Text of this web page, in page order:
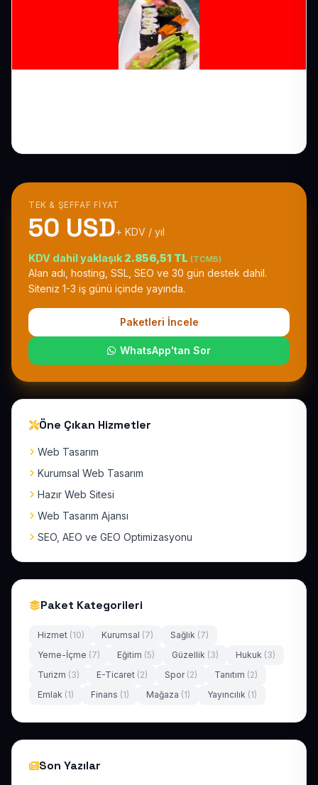
TEK & ŞEFFAF FIYAT
50 USD+ KDV / yıl
KDV dahil yaklaşık 2.856,51 TL (TCMB)
Alan adı, hosting, SSL, SEO ve 30 gün destek dahil.
Siteniz 1-3 iş günü içinde yayında.
Paketleri İncele
WhatsApp'tan Sor
Öne Çıkan Hizmetler
Web Tasarım
Kurumsal Web Tasarım
Hazır Web Sitesi
Web Tasarım Ajansı
SEO, AEO ve GEO Optimizasyonu
Paket Kategorileri
Hizmet (10) Kurumsal (7) Sağlık (7)
Yeme-İçme (7) Eğitim (5) Güzellik (3) Hukuk (3)
Turizm (3) E-Ticaret (2) Spor (2) Tanıtım (2)
Emlak (1) Finans (1) Mağaza (1) Yayıncılık (1)
Son Yazılar